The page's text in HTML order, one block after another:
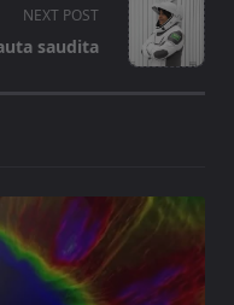
NEXT POST
saudita